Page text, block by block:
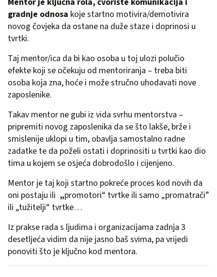
gradnje odnosa koje startno motivira/demotivira
novog čovjeka da ostane na duže staze i doprinosi u
tvrtki.
Taj mentor/ica da bi kao osoba u toj ulozi polučio
efekte koji se očekuju od mentoriranja – treba biti
osoba koja zna, hoće i može stručno uhodavati nove
zaposlenike.
Takav mentor ne gubi iz vida svrhu mentorstva –
pripremiti novog zaposlenika da se što lakše, brže i
smislenije uklopi u tim, obavlja samostalno radne
zadatke te da poželi ostati i doprinositi u tvrtki kao dio
tima u kojem se osjeća dobrodošlo i cijenjeno.
Mentor je taj koji startno pokreće proces kod novih da
oni postaju ili „promotori“ tvrtke ili samo „promatrači”
ili „tužitelji“ tvrtke…
Iz prakse rada s ljudima i organizacijama zadnja 3
desetljeća vidim da nije jasno baš svima, pa vrijedi
ponoviti što je ključno kod mentora.